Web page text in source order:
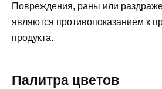
Повреждения, раны или
являются противопоказанием к
продукта.
Палитра цветов